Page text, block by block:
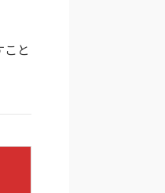
と